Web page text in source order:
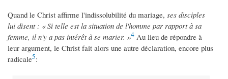
Quand le Christ affirme l'indissolubilité du mariage, ses disciples
lui disent : « Si telle est la situation de l'homme par rapport à sa
femme, il n'y a pas intérêt à se marier. »4 Au lieu de répondre à
leur argument, le Christ fait alors une autre déclaration, encore plus
radicale5: